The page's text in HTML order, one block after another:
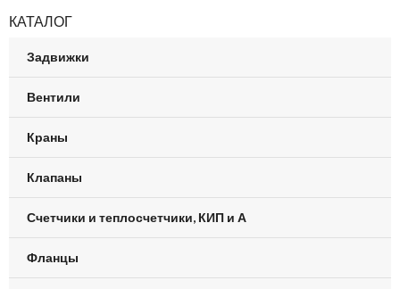
КАТАЛОГ
Задвижки
Вентили
Краны
Клапаны
Счетчики и теплосчетчики, КИП и А
Фланцы